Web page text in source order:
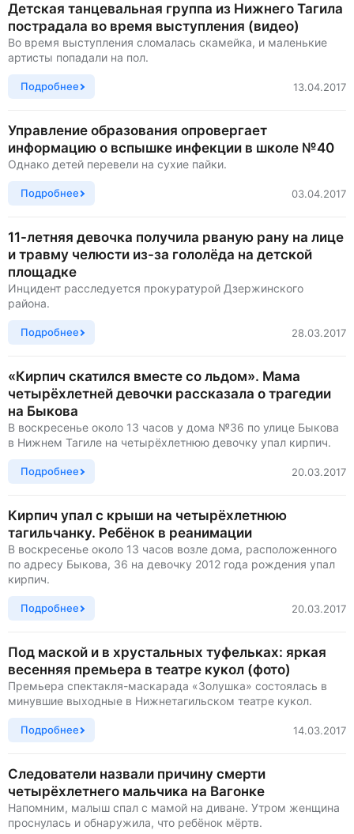
Детская танцевальная группа из Нижнего Тагила
пострадала во время выступления (видео)
Во время выступления сломалась скамейка, и маленькие
артисты попадали на пол.
Подробнее 13.04.2017
Управление образования опровергает
информацию о вспышке инфекции в школе №40
Однако детей перевели на сухие пайки.
Подробнее 03.04.2017
11-летняя девочка получила рваную рану на лице
и травму челюсти из-за гололёда на детской
площадке
Инцидент расследуется прокуратурой Дзержинского
района.
Подробнее 28.03.2017
«Кирпич скатился вместе со льдом». Мама
четырёхлетней девочки рассказала о трагедии
на Быкова
В воскресенье около 13 часов у дома №36 по улице Быкова
в Нижнем Тагиле на четырёхлетнюю девочку упал кирпич.
Подробнее 20.03.2017
Кирпич упал с крыши на четырёхлетнюю
тагильчанку. Ребёнок в реанимации
В воскресенье около 13 часов возле дома, расположенного
по адресу Быкова, 36 на девочку 2012 года рождения упал
кирпич.
Подробнее 20.03.2017
Под маской и в хрустальных туфельках: яркая
весенняя премьера в театре кукол (фото)
Премьера спектакля-маскарада «Золушка» состоялась в
минувшие выходные в Нижнетагильском театре кукол.
Подробнее 14.03.2017
Следователи назвали причину смерти
четырёхлетнего мальчика на Вагонке
Напомним, малыш спал с мамой на диване. Утром женщина
проснулась и обнаружила, что ребёнок мёртв.